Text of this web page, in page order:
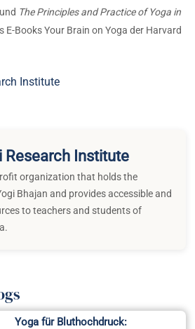
The Principles and Practice of Yoga in
E-Books Your Brain on Yoga der Harvard
Institute
Research Institute
organization that holds the
Bhajan and provides accessible and
to teachers and students of
Yoga für Bluthochdruck: